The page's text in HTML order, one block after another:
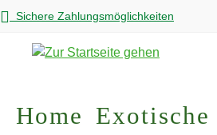
Hauptinhalt springen
Zur Suche springen
Zur Hauptnavigation springen
Sichere Zahlungsmöglichkeiten
Home Exotische